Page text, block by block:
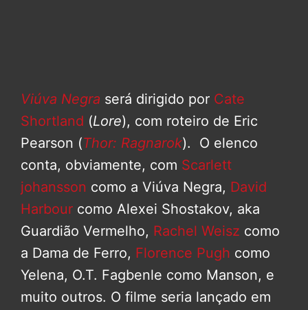
Viúva Negra será dirigido por Cate
Shortland (Lore), com roteiro de Eric
Pearson (Thor: Ragnarok). O elenco
conta, obviamente, com Scarlett
johansson como a Viúva Negra, David
Harbour como Alexei Shostakov, aka
Guardião Vermelho, Rachel Weisz como
a Dama de Ferro, Florence Pugh como
Yelena, O.T. Fagbenle como Manson, e
muito outros. O filme seria lançado em